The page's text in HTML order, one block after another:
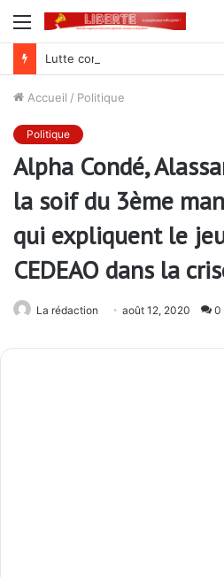
Menu
Accueil / Politique
Politique
Alpha Condé,
la soif du 3ème
qui expliquent le
CEDEAO dans la
La rédaction août 12, 2020 0